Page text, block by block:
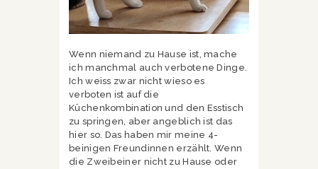
Wenn niemand zu Hause ist, mache
ich manchmal auch verbotene Dinge.
Ich weiss zwar nicht wieso es
verboten ist auf die
Küchenkombination und den Esstisch
zu springen, aber angeblich ist das
hier so. Das haben mir meine 4-
beinigen Freundinnen erzählt. Wenn
die Zweibeiner nicht zu Hause oder